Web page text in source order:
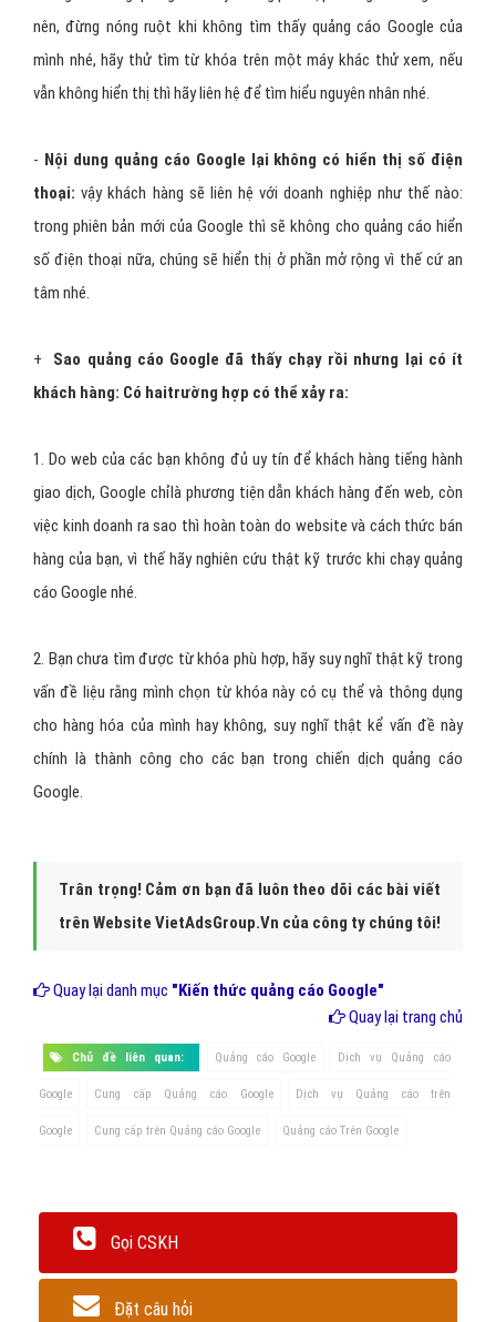
nên, đừng nóng ruột khi không tìm thấy quảng cáo Google của
mình nhé, hãy thử tìm từ khóa trên một máy khác thử xem, nếu
vẫn không hiển thị thì hãy liên hệ để tìm hiểu nguyên nhân nhé.
- Nội dung quảng cáo Google lại không có hiển thị số điện
thoại: vậy khách hàng sẽ liên hệ với doanh nghiệp như thế nào:
trong phiên bản mới của Google thì sẽ không cho quảng cáo hiển
số điện thoại nữa, chúng sẽ hiển thị ở phần mở rộng vì thế cứ an
tâm nhé.
+ Sao quảng cáo Google đã thấy chạy rồi nhưng lại có ít
khách hàng: Có haitrường hợp có thể xảy ra:
1. Do web của các bạn không đủ uy tín để khách hàng tiếng hành
giao dịch, Google chỉlà phương tiện dẫn khách hàng đến web, còn
việc kinh doanh ra sao thì hoàn toàn do website và cách thức bán
hàng của bạn, vì thế hãy nghiên cứu thật kỹ trước khi chạy quảng
cáo Google nhé.
2. Bạn chưa tìm được từ khóa phù hợp, hãy suy nghĩ thật kỹ trong
vấn đề liệu rằng mình chọn từ khóa này có cụ thể và thông dụng
cho hàng hóa của mình hay không, suy nghĩ thật kể vấn đề này
chính là thành công cho các bạn trong chiến dịch quảng cáo
Google.
Trân trọng! Cảm ơn bạn đã luôn theo dõi các bài viết
trên Website VietAdsGroup.Vn của công ty chúng tôi!
Quay lại danh mục "Kiến thức quảng cáo Google"
Quay lại trang chủ
Chủ đề liên quan: Quảng cáo Google Dịch vụ Quảng cáo
Google Cung cấp Quảng cáo Google Dịch vụ Quảng cáo trên
Google Cung cấp trên Quảng cáo Google Quảng cáo Trên Google
Gọi CSKH
Đặt câu hỏi